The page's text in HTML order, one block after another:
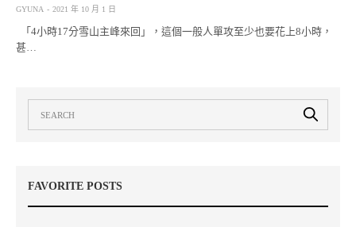
GYUNA 2021 年 10 月 1 日
「4小時17分雪山主峰來回」，這個一般人單攻至少也要花上8小時，
甚…
FAVORITE POSTS